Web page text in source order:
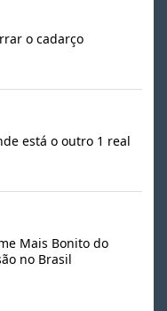
o cadarço
está o outro 1 real
Mais Bonito do
no Brasil